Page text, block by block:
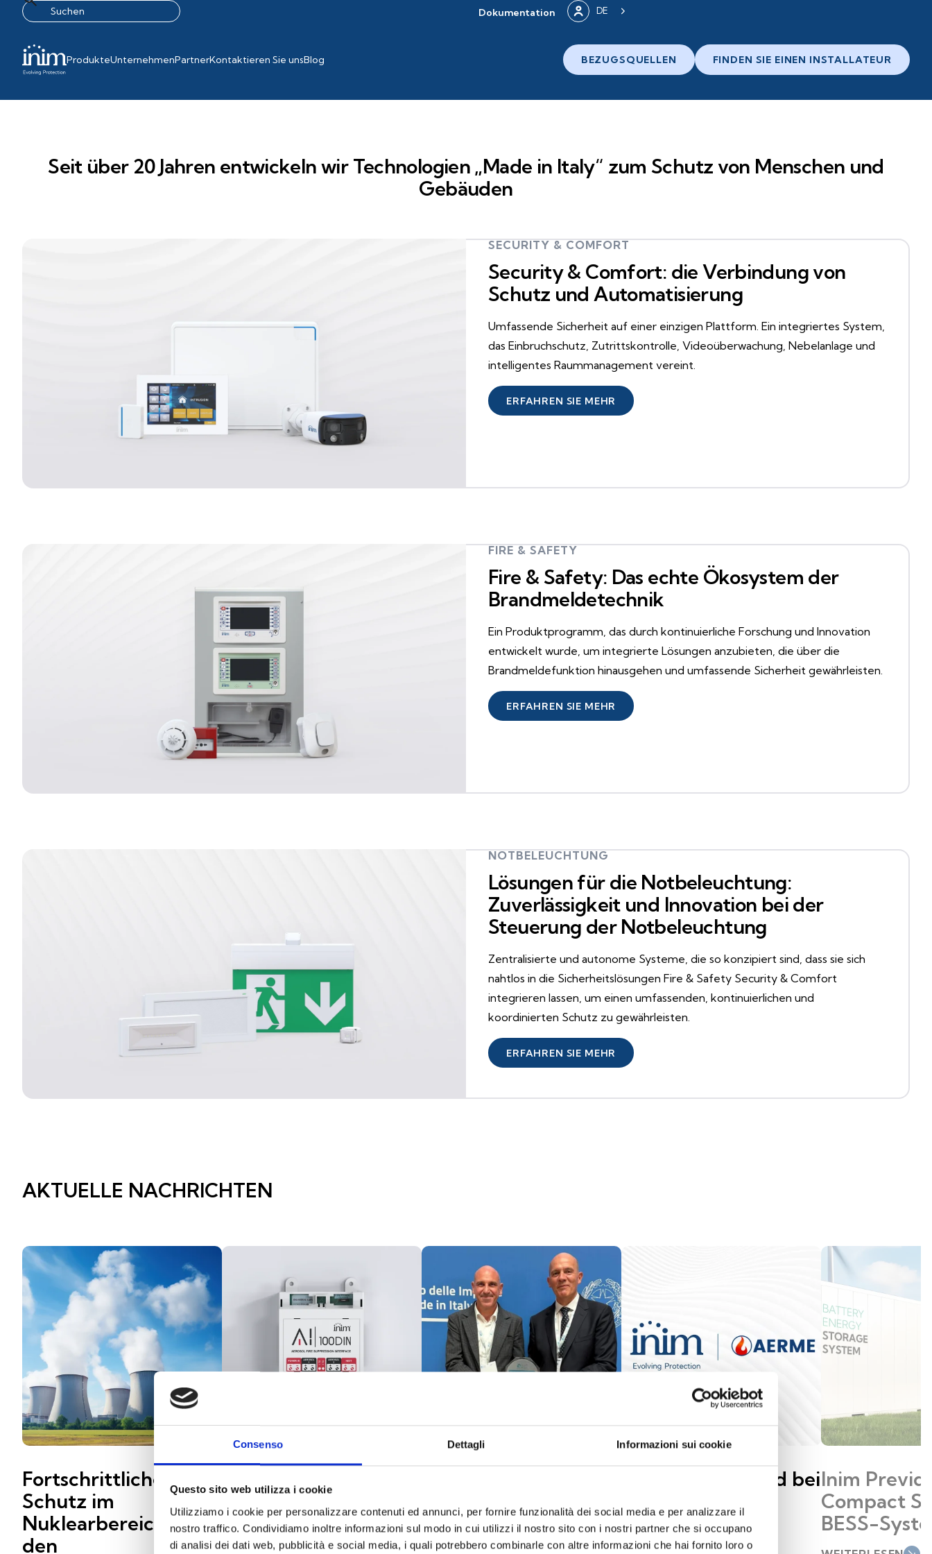
Consenso Dettagli Informazioni sui cookie
Questo sito web utilizza i cookie
Utilizziamo i cookie per personalizzare contenuti ed annunci, per fornire funzionalità dei social media e per analizzare il
nostro traffico. Condividiamo inoltre informazioni sul modo in cui utilizzi il nostro sito con i nostri partner che si occupano
di analisi dei dati web, pubblicità e social media, i quali potrebbero combinarle con altre informazioni che hai fornito loro o
Dokumentation DE
ProdukteUnternehmenPartnerKontaktieren Sie unsBlog BEZUGSQUELLEN FINDEN SIE EINEN INSTALLATEUR
Seit über 20 Jahren entwickeln wir Technologien „Made in Italy“ zum Schutz von Menschen und
Gebäuden
SECURITY & COMFORT
Security & Comfort: die Verbindung von
Schutz und Automatisierung
Umfassende Sicherheit auf einer einzigen Plattform. Ein integriertes System,
das Einbruchschutz, Zutrittskontrolle, Videoüberwachung, Nebelanlage und
intelligentes Raummanagement vereint.
ERFAHREN SIE MEHR
FIRE & SAFETY
Fire & Safety: Das echte Ökosystem der
Brandmeldetechnik
Ein Produktprogramm, das durch kontinuierliche Forschung und Innovation
entwickelt wurde, um integrierte Lösungen anzubieten, die über die
Brandmeldefunktion hinausgehen und umfassende Sicherheit gewährleisten.
ERFAHREN SIE MEHR
NOTBELEUCHTUNG
Lösungen für die Notbeleuchtung:
Zuverlässigkeit und Innovation bei der
Steuerung der Notbeleuchtung
Zentralisierte und autonome Systeme, die so konzipiert sind, dass sie sich
nahtlos in die Sicherheitslösungen Fire & Safety Security & Comfort
integrieren lassen, um einen umfassenden, kontinuierlichen und
koordinierten Schutz zu gewährleisten.
ERFAHREN SIE MEHR
AKTUELLE NACHRICHTEN
Fortschrittlicher
Schutz im
Nuklearbereich mit
den
Previdia-
Schnittstelle für
Inim-Löschgeräte mit
Industry Awards vom
Ministerium für
Inim wird Mitglied bei
WEITERLESEN south_east
Inim
Compact
BESS-